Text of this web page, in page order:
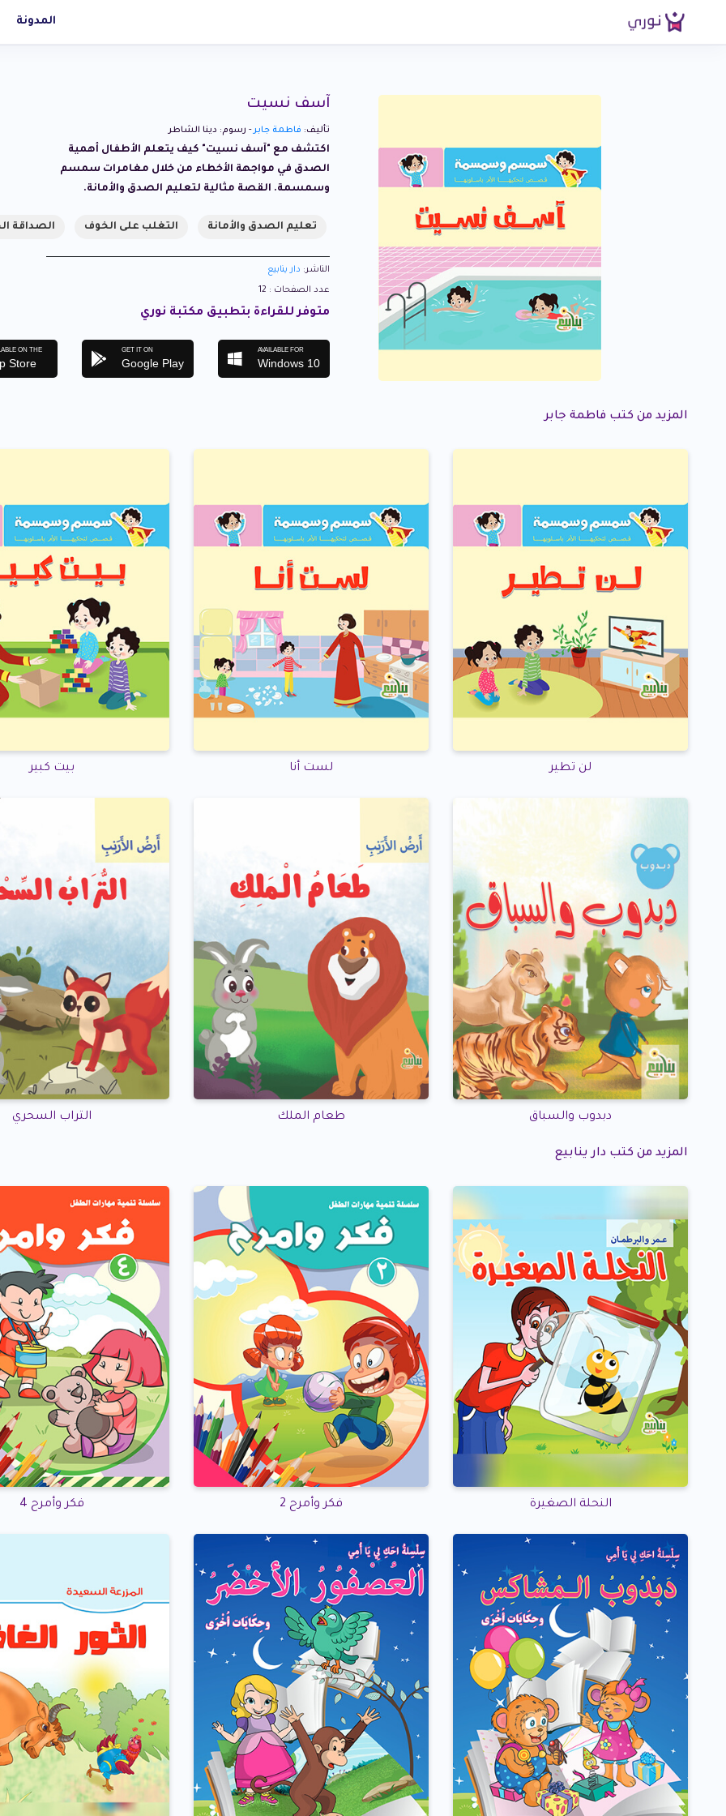
المدونة
آسف نسيت
تأليف: فاطمة جابر - رسوم: دينا الشاطر
اكتشف مع "آسف نسيت" كيف يتعلم الأطفال أهمية
الصدق في مواجهة الأخطاء من خلال مغامرات سمسم
وسمسمة. القصة مثالية لتعليم الصدق والأمانة.
تعليم الصدق والأمانة التغلب على الخوف الصداقة
الناشر: دار ينابيع
عدد الصفحات : 12
متوفر للقراءة بتطبيق مكتبة نوري
ON THE
Store
GET IT ON
Google Play
AVAILABLE FOR
Windows 10
المزيد من كتب فاطمة جابر
لن تطير لست أنا بيت كبير
دبدوب والسباق طعام الملك التراب السحري
المزيد من كتب دار ينابيع
النحلة الصغيرة فكر وأمرح 2 فكر وأمرح 4